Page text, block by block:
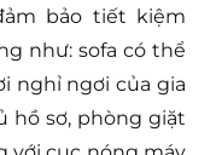
bảo tiết kiệm
như: sofa có thể
nghỉ ngơi của gia
hồ sơ, phòng giặt